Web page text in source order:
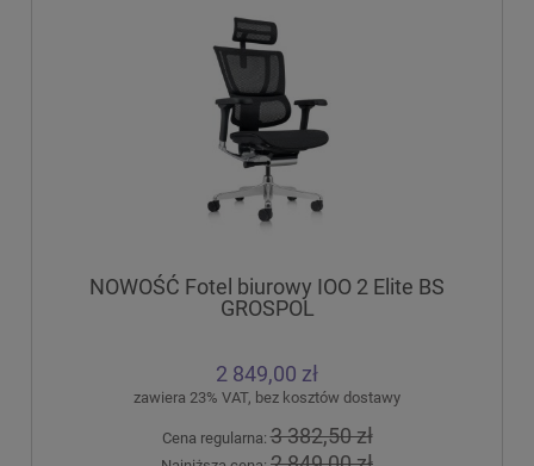
NOWOŚĆ Fotel biurowy IOO 2 Elite BS
GROSPOL
2 849,00 zł
zawiera 23% VAT, bez kosztów dostawy
Cena regularna:3 382,50 zł